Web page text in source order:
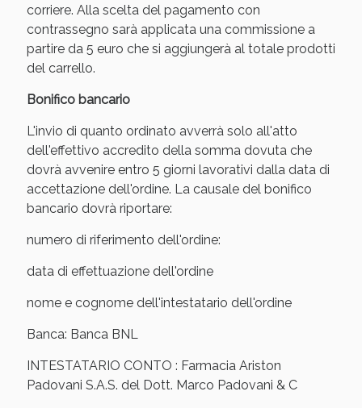
corriere. Alla scelta del pagamento con
contrassegno sarà applicata una commissione a
partire da 5 euro che si aggiungerà al totale prodotti
del carrello.
Bonifico bancario
L'invio di quanto ordinato avverrà solo all'atto
dell'effettivo accredito della somma dovuta che
dovrà avvenire entro 5 giorni lavorativi dalla data di
accettazione dell'ordine. La causale del bonifico
bancario dovrà riportare:
numero di riferimento dell'ordine:
data di effettuazione dell'ordine
nome e cognome dell'intestatario dell'ordine
Banca: Banca BNL
INTESTATARIO CONTO : Farmacia Ariston
Padovani S.A.S. del Dott. Marco Padovani & C
Sconto fino al 55% disponibile oggi!